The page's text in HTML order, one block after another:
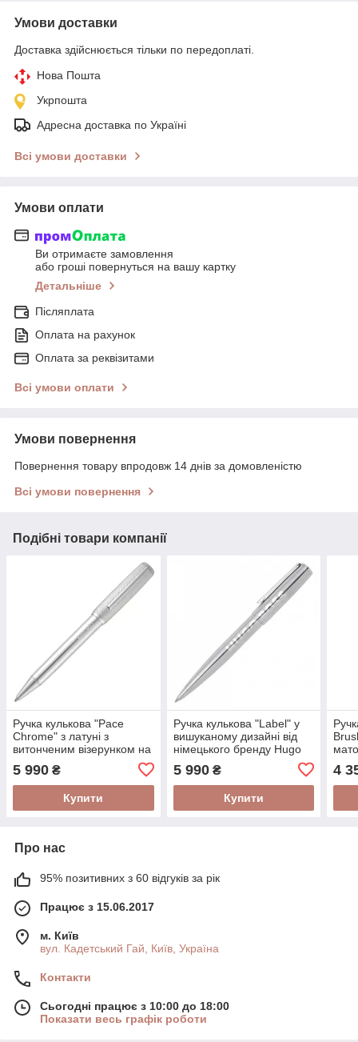
Умови доставки
Доставка здійснюється тільки по передоплаті.
Нова Пошта
Укрпошта
Адресна доставка по Україні
Всі умови доставки
Умови оплати
Ви отримаєте замовлення
або гроші повернуться на вашу картку
Детальніше
Післяплата
Оплата на рахунок
Оплата за реквізитами
Всі умови оплати
Умови повернення
Повернення товару впродовж 14 днів за домовленістю
Всі умови повернення
Подібні товари компанії
Ручка кулькова "Pace
Chrome" з латуні з
витонченим візерунком на
бренду Hugo Boss
5 990 ₴
Купити
Ручка кулькова "Label" у
вишуканому дизайні від
німецького бренду Hugo
5 990₴
Купити
4
Про нас
95% позитивних з 60 відгуків за рік
Працює з 15.06.2017
м. Київ
вул. Кадетський Гай, Київ, Україна
Контакти
Сьогодні працює з 10:00 до 18:00
Показати весь графік роботи